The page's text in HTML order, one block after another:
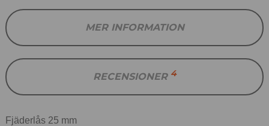
MER INFORMATION
RECENSIONER 4
Fjäderlås 25 mm